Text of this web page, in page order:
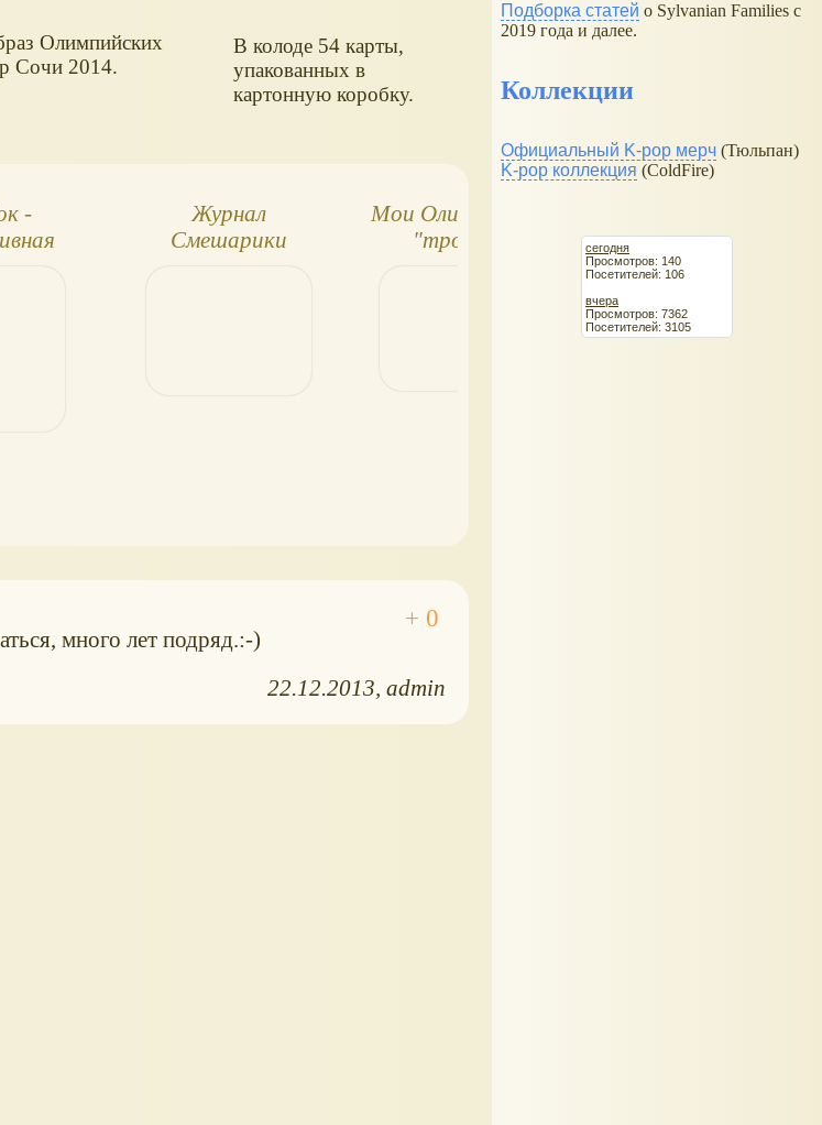
Олимпийских
Сочи 2014.
В колоде 54 карты,
упакованных в
картонную коробку.
-
Журнал
Смешарики
Мои Олимпийские
"трофеи"
(обзор)
много лет подряд.:-)
22.12.2013 admin
Подборка статей о Sylvanian Families с
2019 года и далее.
Коллекции
Официальный K-pop мерч (Тюльпан)
K-pop коллекция (ColdFire)
сегодня
Просмотров: 140
Посетителей: 106
вчера
Просмотров: 7362
Посетителей: 3105